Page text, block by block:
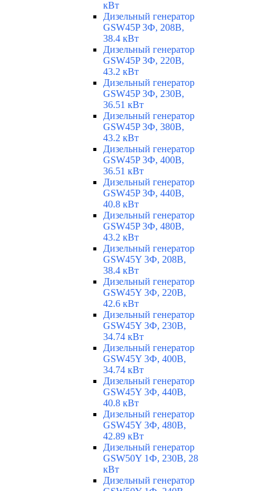
кВт
Дизельный генератор
GSW45P 3Ф, 208В,
38.4 кВт
Дизельный генератор
GSW45P 3Ф, 220В,
43.2 кВт
Дизельный генератор
GSW45P 3Ф, 230В,
36.51 кВт
Дизельный генератор
GSW45P 3Ф, 380В,
43.2 кВт
Дизельный генератор
GSW45P 3Ф, 400В,
36.51 кВт
Дизельный генератор
GSW45P 3Ф, 440В,
40.8 кВт
Дизельный генератор
GSW45P 3Ф, 480В,
43.2 кВт
Дизельный генератор
GSW45Y 3Ф, 208В,
38.4 кВт
Дизельный генератор
GSW45Y 3Ф, 220В,
42.6 кВт
Дизельный генератор
GSW45Y 3Ф, 230В,
34.74 кВт
Дизельный генератор
GSW45Y 3Ф, 400В,
34.74 кВт
Дизельный генератор
GSW45Y 3Ф, 440В,
40.8 кВт
Дизельный генератор
GSW45Y 3Ф, 480В,
42.89 кВт
Дизельный генератор
GSW50Y 1Ф, 230В, 28
кВт
Дизельный генератор